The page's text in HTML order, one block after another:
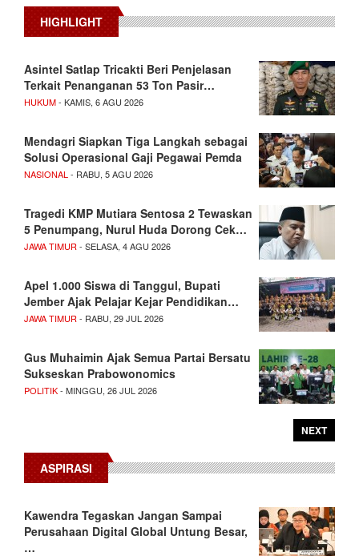
HIGHLIGHT
Asintel Satlap Tricakti Beri Penjelasan
Terkait Penanganan 53 Ton Pasir…
HUKUM- KAMIS, 6 AGU 2026
Mendagri Siapkan Tiga Langkah sebagai
Solusi Operasional Gaji Pegawai Pemda
NASIONAL - RABU, 5 AGU 2026
Tragedi KMP Mutiara Sentosa 2 Tewaskan
5 Penumpang, Nurul Huda Dorong Cek…
JAWA TIMUR - SELASA, 4 AGU 2026
Apel 1.000 Siswa di Tanggul, Bupati
Jember Ajak Pelajar Kejar Pendidikan…
JAWA TIMUR - RABU, 29 JUL 2026
Gus Muhaimin Ajak Semua Partai Bersatu
Sukseskan Prabowonomics
POLITIK- MINGGU, 26 JUL 2026
NEXT
ASPIRASI
Kawendra Tegaskan Jangan Sampai
Perusahaan Digital Global Untung Besar,
…